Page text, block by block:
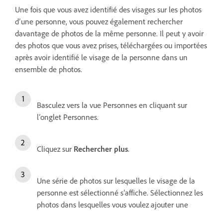
Une fois que vous avez identifié des visages sur les photos
d’une personne, vous pouvez également rechercher
davantage de photos de la même personne. Il peut y avoir
des photos que vous avez prises, téléchargées ou importées
après avoir identifié le visage de la personne dans un
ensemble de photos.
Basculez vers la vue Personnes en cliquant sur
l’onglet Personnes.
Cliquez sur Rechercher plus.
Une série de photos sur lesquelles le visage de la
personne est sélectionné s’affiche. Sélectionnez les
photos dans lesquelles vous voulez ajouter une